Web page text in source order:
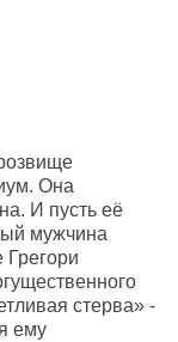
Она
И пусть её
мужчина
Грегори
стерва» -
ему